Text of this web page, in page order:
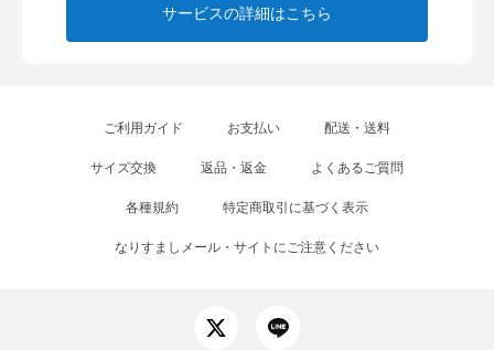
サービスの詳細はこちら
ご利用ガイド お支払い 配送・送料
サイズ交換 返品・返金 よくあるご質問
各種規約 特定商取引に基づく表示
なりすましメール・サイトにご注意ください